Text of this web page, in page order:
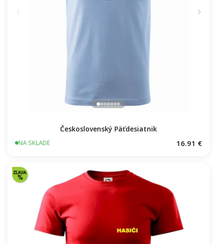
Československý Päťdesiatnik
NA SKLADE 16.91 €